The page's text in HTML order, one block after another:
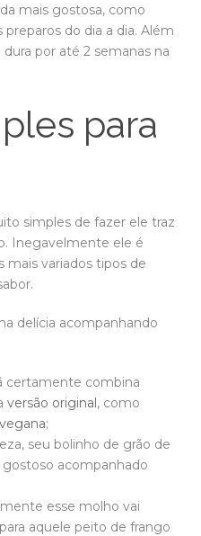
mais gostosa, como
do dia a dia. Além
por até 2 semanas na
para
simples de fazer ele traz
Inegavelmente ele é
mais variados tipos de
delícia acompanhando
certamente combina
versão original, como
;
seu bolinho de grão de
acompanhado
esse molho vai
aquele peito de frango